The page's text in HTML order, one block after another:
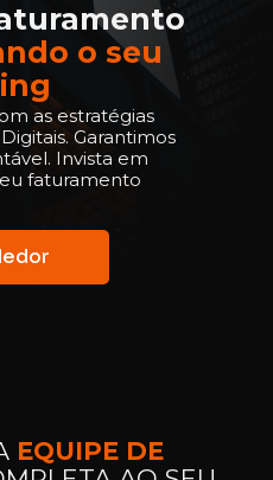
o seu
as estratégias
Garantimos
Invista em
faturamento
EQUIPE DE